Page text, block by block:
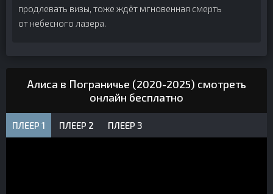
продлевать визы, тоже ждёт мгновенная смерть
от небесного лазера.
Алиса в Пограничье (2020-2025) смотреть
онлайн бесплатно
ПЛЕЕР 1 ПЛЕЕР 2 ПЛЕЕР 3